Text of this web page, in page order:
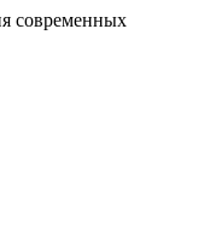
современных